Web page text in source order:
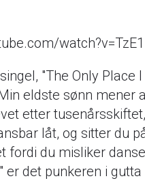
"The Only Place I
eldste sønn mener
etter
låt, og sitter du
fordi du misliker
er det punkeren i